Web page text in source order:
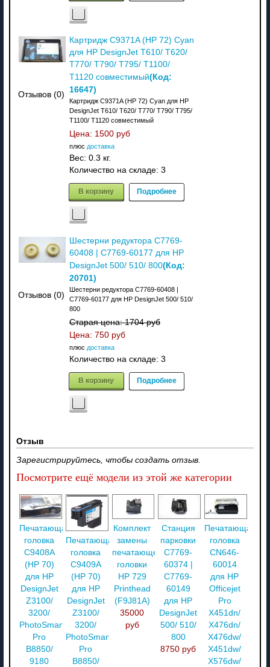
Отзывов (0)
Картридж C9371A (HP 72) Cyan
для HP DesignJet T610/ T620/
T770/ T790/ T795/ T1100/
T1120 совместимый(Код:
16647)
Картридж C9371A (HP 72) Cyan для HP
DesignJet T610/ T620/ T770/ T790/ T795/
T1100/ T1120 совместимый
Цена: 1500 руб
плюс доставка
Вес: 0.3 кг.
Количество на складе: 3
В корзину Подробнее
Отзывов (0)
Шестерни редуктора C7769-
60408 | C7769-60177 для HP
DesignJet 500/ 510/ 800(Код:
20701)
Шестерни редуктора C7769-60408 |
C7769-60177 для HP DesignJet 500/ 510/
800
Старая цена:1704 руб
Цена: 750 руб
плюс доставка
Количество на складе: 3
В корзину Подробнее
Отзыв
Зарегистрируйтесь, чтобы создать отзыв.
Посмотрите ещё модели из этой же категории
Печатающая
головка
C9408A
(HP 70)
для HP
DesignJet
Z3100/
3200/
PhotoSmart
Pro
B8850/
9180
Печатающая
головка
C9409A
(HP 70)
для HP
DesignJet
Z3100/
3200/
PhotoSmart
Pro
B8850/
Комплект
замены
печатающей
головки
HP 729
Printhead
(F9J81A)
35000
руб
Станция
парковки
C7769-
60374 |
C7769-
60149
для HP
DesignJet
500/ 510/
800
8750 руб
Печатающая
головка
CN646-
60014
для HP
Officejet
Pro
X451dn/
X476dn/
X476dw/
X451dw/
X576dw/